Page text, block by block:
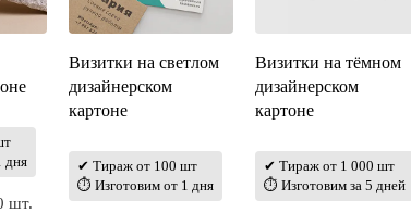
дня
шт.
Визитки на светлом
дизайнерском
картоне
✔ Тираж от 100 шт
⏱ Изготовим от 1 дня
Визитки на тёмном
дизайнерском
картоне
✔ Тираж от 1 000 шт
⏱ Изготовим за 5 дней